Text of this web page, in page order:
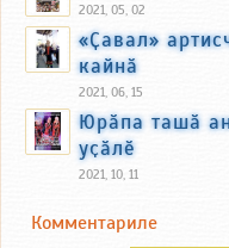
2021, 05, 02
«Ҫавал»
кайнӑ
2021, 06, 15
Юрӑпа ташӑ
уҫӑлӗ
2021, 10, 11
Комментариле